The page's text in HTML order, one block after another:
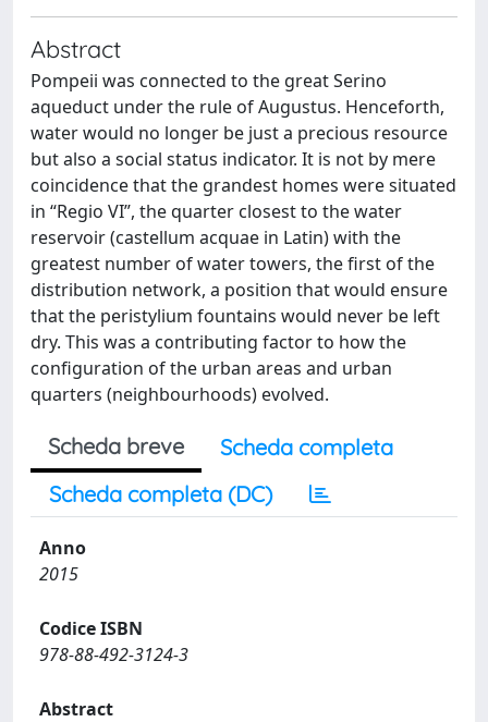
Abstract
Pompeii was connected to the great Serino
aqueduct under the rule of Augustus. Henceforth,
water would no longer be just a precious resource
but also a social status indicator. It is not by mere
coincidence that the grandest homes were situated
in “Regio VI”, the quarter closest to the water
reservoir (castellum acquae in Latin) with the
greatest number of water towers, the first of the
distribution network, a position that would ensure
that the peristylium fountains would never be left
dry. This was a contributing factor to how the
configuration of the urban areas and urban
quarters (neighbourhoods) evolved.
Scheda breve
Scheda completa
Scheda completa (DC)
Anno
2015
Codice ISBN
978-88-492-3124-3
Abstract